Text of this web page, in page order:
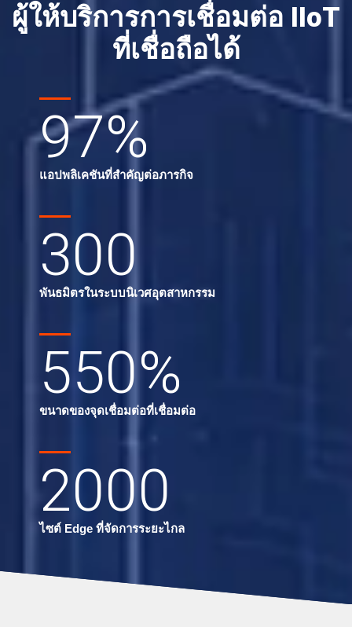
ผู้ให้บริการการเชื่อมต่อ IIoT
ที่เชื่อถือได้
97%
แอปพลิเคชันที่สำคัญต่อภารกิจ
300
พันธมิตรในระบบนิเวศอุตสาหกรรม
550%
ขนาดของจุดเชื่อมต่อที่เชื่อมต่อ
2000
ไซต์ Edge ที่จัดการระยะไกล